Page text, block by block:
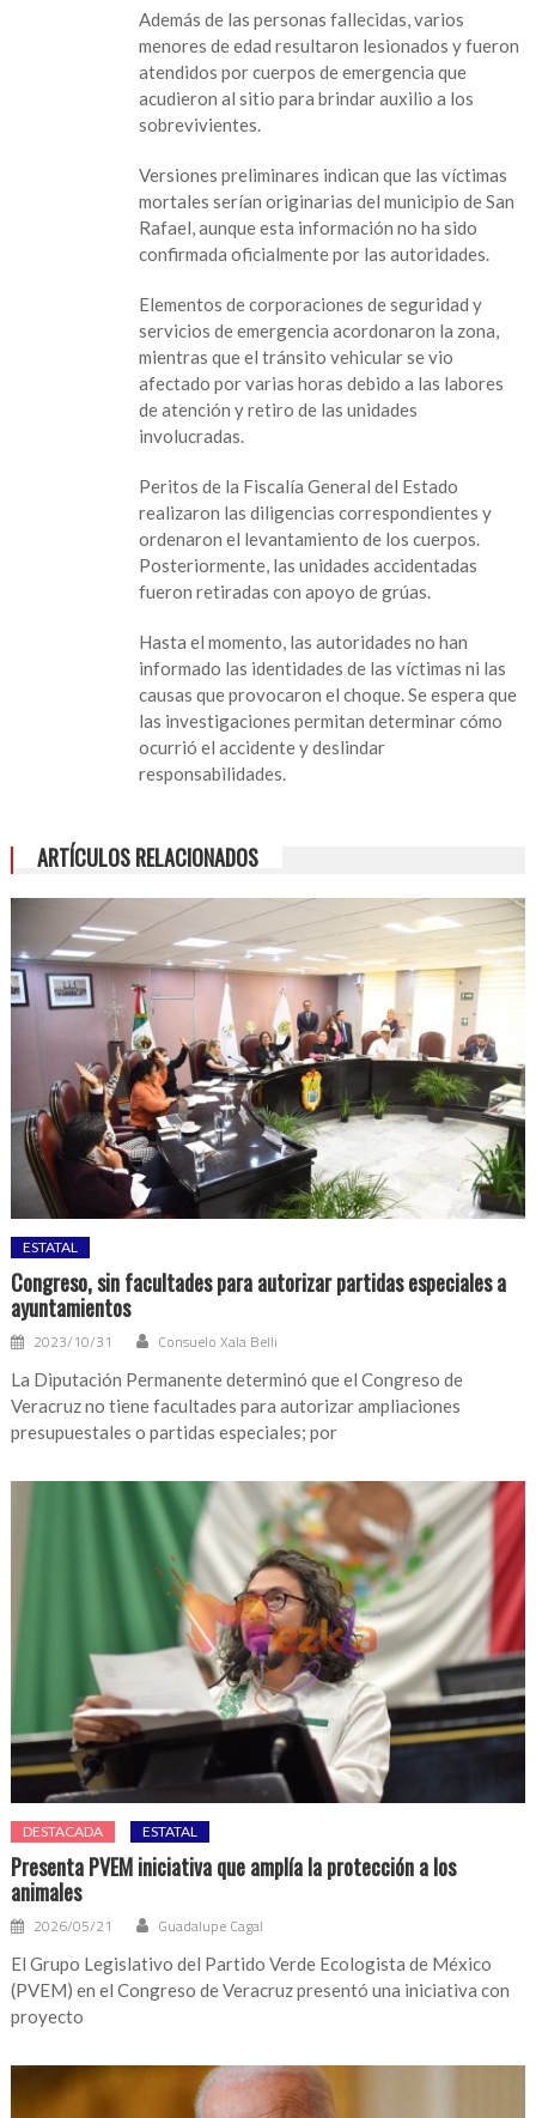
Además de las personas fallecidas, varios
menores de edad resultaron lesionados y fueron
atendidos por cuerpos de emergencia que
acudieron al sitio para brindar auxilio a los
sobrevivientes.
Versiones preliminares indican que las víctimas
mortales serían originarias del municipio de San
Rafael, aunque esta información no ha sido
confirmada oficialmente por las autoridades.
Elementos de corporaciones de seguridad y
servicios de emergencia acordonaron la zona,
mientras que el tránsito vehicular se vio
afectado por varias horas debido a las labores
de atención y retiro de las unidades
involucradas.
Peritos de la Fiscalía General del Estado
realizaron las diligencias correspondientes y
ordenaron el levantamiento de los cuerpos.
Posteriormente, las unidades accidentadas
fueron retiradas con apoyo de grúas.
Hasta el momento, las autoridades no han
informado las identidades de las víctimas ni las
causas que provocaron el choque. Se espera que
las investigaciones permitan determinar cómo
ocurrió el accidente y deslindar
responsabilidades.
ARTÍCULOS RELACIONADOS
ESTATAL
Congreso, sin facultades para autorizar partidas especiales a
ayuntamientos
2023/10/31 Consuelo Xala Belli
La Diputación Permanente determinó que el Congreso de
Veracruz no tiene facultades para autorizar ampliaciones
presupuestales o partidas especiales; por
DESTACADA ESTATAL
Presenta PVEM iniciativa que amplía la protección a los
animales
2026/05/21 Guadalupe Cagal
El Grupo Legislativo del Partido Verde Ecologista de México
(PVEM) en el Congreso de Veracruz presentó una iniciativa con
proyecto